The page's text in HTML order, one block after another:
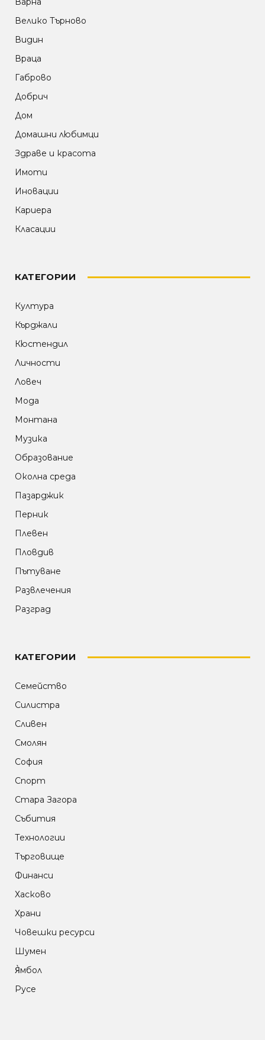
Велико Търново
Видин
Враца
Габрово
Добрич
Дом
Домашни любимци
Здраве и красота
Имоти
Иновации
Кариера
Класации
КАТЕГОРИИ
Култура
Кърджали
Кюстендил
Личности
Ловеч
Мода
Монтана
Музика
Образование
Околна среда
Пазарджик
Перник
Плевен
Пловдив
Пътуване
Развлечения
Разград
КАТЕГОРИИ
Семейство
Силистра
Сливен
Смолян
София
Спорт
Стара Загора
Събития
Технологии
Търговище
Финанси
Хасково
Храни
Човешки ресурси
Шумен
Я̀мбол
Русе